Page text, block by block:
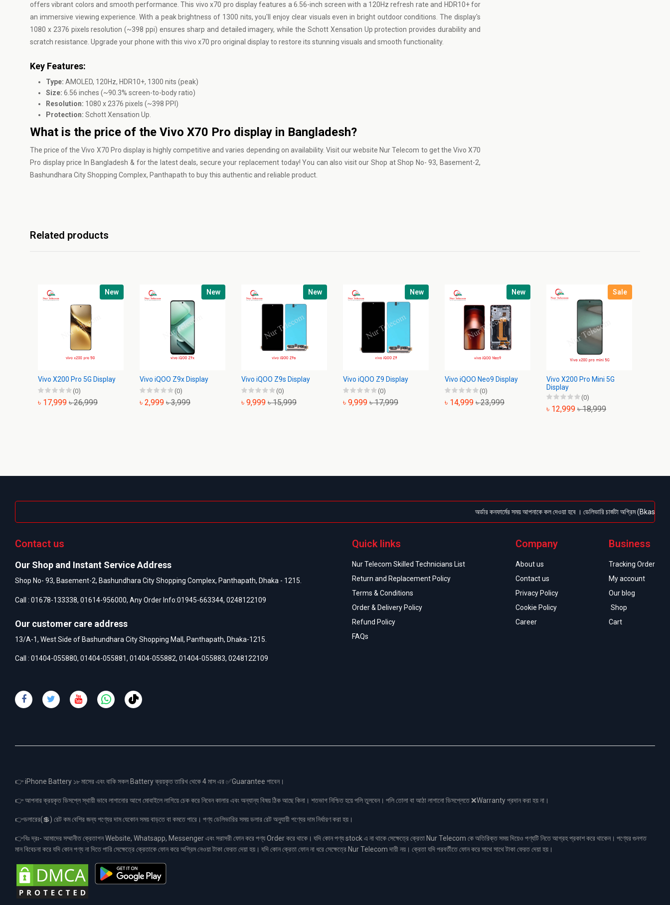
offers vibrant colors and smooth performance. This vivo x70 pro display features a 6.56-inch screen with a 120Hz refresh rate and HDR10+ for
an immersive viewing experience. With a peak brightness of 1300 nits, you'll enjoy clear visuals even in bright outdoor conditions. The display's
1080 x 2376 pixels resolution (~398 ppi) ensures sharp and detailed imagery, while the Schott Xensation Up protection provides durability and
scratch resistance. Upgrade your phone with this vivo x70 pro original display to restore its stunning visuals and smooth functionality.
Key Features:
Type: AMOLED, 120Hz, HDR10+, 1300 nits (peak)
Size: 6.56 inches (~90.3% screen-to-body ratio)
Resolution: 1080 x 2376 pixels (~398 PPI)
Protection: Schott Xensation Up.
What is the price of the Vivo X70 Pro display in Bangladesh?
The price of the Vivo X70 Pro display is highly competitive and varies depending on availability. Visit our website Nur Telecom to get the Vivo X70
Pro display price In Bangladesh & for the latest deals, secure your replacement today! You can also visit our Shop at Shop No- 93, Basement-2,
Bashundhara City Shopping Complex, Panthapath to buy this authentic and reliable product.
Related products
New
Vivo X200 Pro 5G Display
(0)
৳ 17,999 ৳ 26,999
New
Vivo iQOO Z9x Display
(0)
৳ 2,999 ৳ 3,999
New
Vivo iQOO Z9s Display
(0)
৳ 9,999 ৳ 15,999
New
Vivo iQOO Z9 Display
(0)
৳ 9,999 ৳ 17,999
New
Vivo iQOO Neo9 Display
(0)
৳ 14,999 ৳ 23,999
Sale
Vivo X200 Pro Mini 5G
Display
(0)
৳ 12,999 ৳ 18,999
অর্ডার কনফার্মের সময় আপনাকে কল দেওয়া হবে । ডেলিভারি চার্জটা অগ্রিম (Bkash/
Contact us
Our Shop and Instant Service Address
Shop No- 93, Basement-2, Bashundhara City Shopping Complex, Panthapath, Dhaka - 1215.
Call : 01678-133338, 01614-956000, Any Order Info:01945-663344, 0248122109
Our customer care address
13/A-1, West Side of Bashundhara City Shopping Mall, Panthapath, Dhaka-1215.
Call : 01404-055880, 01404-055881, 01404-055882, 01404-055883, 0248122109
Quick links
Nur Telecom Skilled Technicians List
Return and Replacement Policy
Terms & Conditions
Order & Delivery Policy
Refund Policy
FAQs
Company
About us
Contact us
Privacy Policy
Cookie Policy
Career
Business
Tracking Order
My account
Our blog
Shop
Cart
👉 iPhone Battery ১৮ মাসের এবং বাকি সকল Battery ক্রয়কৃত তারিখ থেকে 4 মাস এর ✅Guarantee পাবেন।
👉 আপনার ক্রয়কৃত ডিসপ্লে স্থায়ী ভাবে লাগানোর আগে মোবাইলে লাগিয়ে চেক করে নিবেন কালার এবং অন্যান্য বিষয় ঠিক আছে কিনা। শতভাগ নিশ্চিত হয়ে পলি তুলবেন। পলি তোলা বা আঠা লাগানো ডিসপ্লেতে ❌Warranty প্রদান করা হয় না।
👉ডলারের(💲) রেট কম বেশির জন্য পণ্যের দাম যেকোন সময় বাড়তে বা কমতে পারে। পণ্য ডেলিভারির সময় ডলার রেট অনুযায়ী পণ্যের দাম নির্ধারণ করা হয়।
👉বিঃ দ্রঃ- আমাদের সম্মানীত ক্রেতাগন Website, Whatsapp, Messenger এবং সরাসরী ফোন করে পণ্য Order করে থাকে। যদি কোন পণ্য stock এ না থাকে সেক্ষেত্রে ক্রেতা Nur Telecom কে অতিরিক্ত সময় দিয়েও পণ্যটি নিতে আগ্রহ প্রকাশ করে থাকেন। পণ্যের গুনগত
মান বিবেচনা করে যদি কোন পণ্য না দিতে পারি সেক্ষেত্রে ক্রেতাকে ফোন করে অগ্রিম নেওয়া টাকা ফেরত দেয়া হয়। যদি কোন ক্রেতা ফোন না ধরে সেক্ষেত্রে Nur Telecom দায়ী নয়। ক্রেতা যদি পরবর্তীতে ফোন করে সাথে সাথে টাকা ফেরত দেয়া হয়।